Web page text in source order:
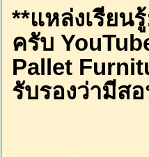
**แหล่งเรียน
ครับ
Pallet
รับรองว่ามีส